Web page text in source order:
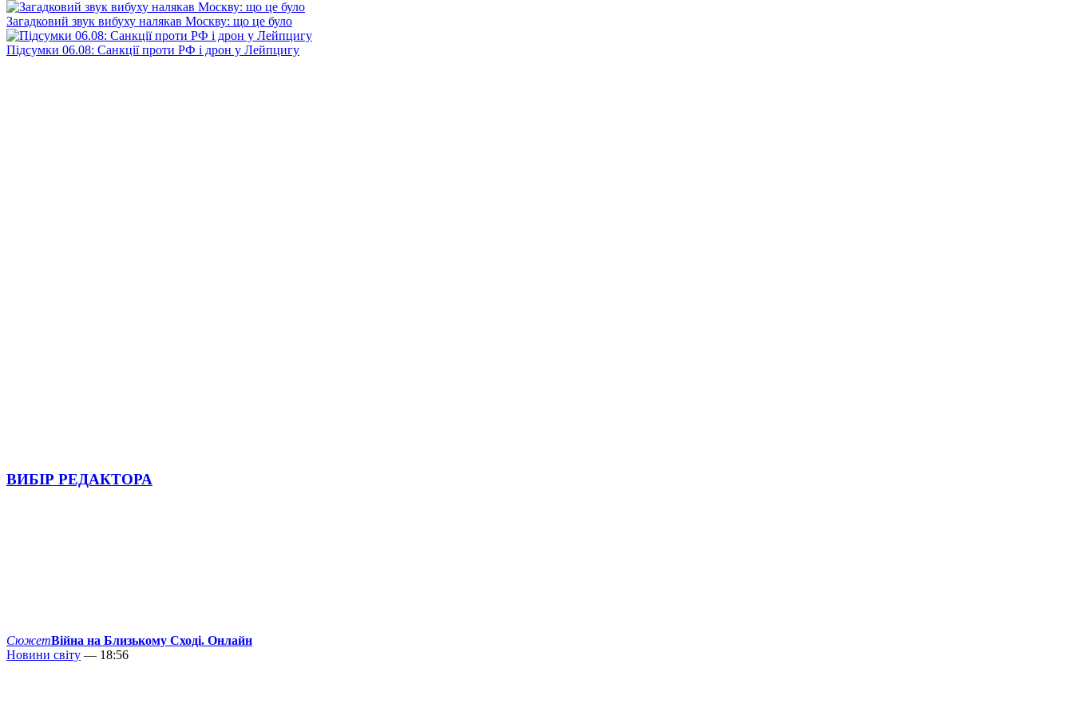
Загадковий звук вибуху налякав Москву: що це було
Підсумки 06.08: Санкції проти РФ і дрон у Лейпцигу
ВИБІР РЕДАКТОРА
СюжетВійна на Близькому Сході. Онлайн
Новини світу — 18:56